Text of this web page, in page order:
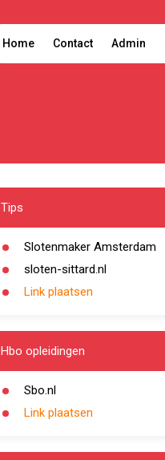
Home Contact Admin
Tips
Slotenmaker Amsterdam
sloten-sittard.nl
Link plaatsen
Hbo opleidingen
Sbo.nl
Link plaatsen